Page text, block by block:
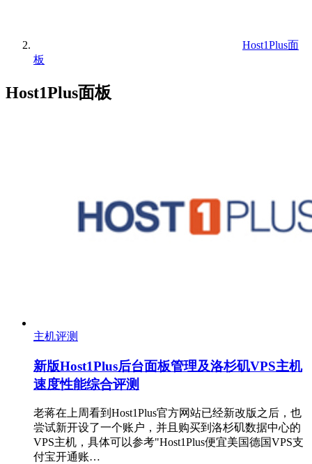
Host1Plus面
板
Host1Plus面板
主机评测
新版Host1Plus后台面板管理及洛杉矶VPS主机
速度性能综合评测
老蒋在上周看到Host1Plus官方网站已经新改版之后，也
尝试新开设了一个账户，并且购买到洛杉矶数据中心的
VPS主机，具体可以参考"Host1Plus便宜美国德国VPS支
付宝开通账…